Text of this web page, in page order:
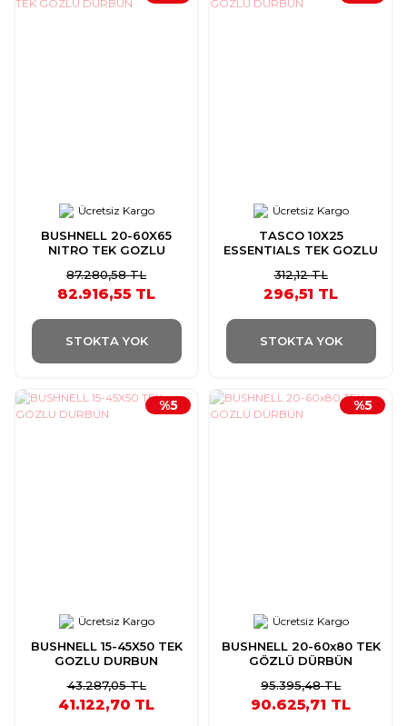
Ücretsiz Kargo
BUSHNELL 20-60X65
NITRO TEK GOZLU
87.280,58 TL
82.916,55 TL
STOKTA YOK
Ücretsiz Kargo
TASCO 10X25
ESSENTIALS TEK GOZLU
312,12 TL
296,51 TL
STOKTA YOK
Ücretsiz Kargo
BUSHNELL 15-45X50 TEK
GOZLU DURBUN
%5
43.287,05 TL
41.122,70 TL
Ücretsiz Kargo
BUSHNELL 20-60x80 TEK
GÖZLÜ DÜRBÜN
%5
95.395,48 TL
90.625,71 TL